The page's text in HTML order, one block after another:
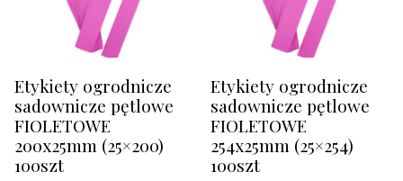
Etykiety ogrodnicze
sadownicze pętlowe
FIOLETOWE
200x25mm (25×200)
100szt
Etykiety ogrodnicze
sadownicze pętlowe
FIOLETOWE
254x25mm (25×254)
100szt